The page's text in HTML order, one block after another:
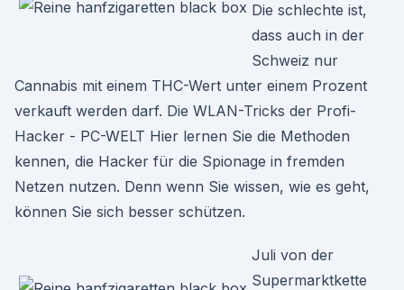
Die schlechte ist,
dass auch in der
Schweiz nur
Cannabis mit einem THC-Wert unter einem Prozent
verkauft werden darf. Die WLAN-Tricks der Profi-
Hacker - PC-WELT Hier lernen Sie die Methoden
kennen, die Hacker für die Spionage in fremden
Netzen nutzen. Denn wenn Sie wissen, wie es geht,
können Sie sich besser schützen.
Juli von der
Supermarktkette